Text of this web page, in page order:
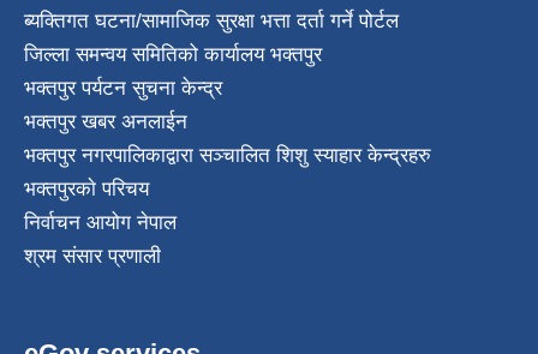
ब्यक्तिगत घटना/सामाजिक सुरक्षा भत्ता दर्ता गर्ने पोर्टल
जिल्ला समन्वय समितिको कार्यालय भक्तपुर
भक्तपुर पर्यटन सुचना केन्द्र
भक्तपुर खबर अनलाईन
भक्तपुर नगरपालिकाद्वारा सञ्चालित शिशु स्याहार केन्द्रहरु
भक्तपुरकाे परिचय
निर्वाचन आयोग नेपाल
श्रम संसार प्रणाली